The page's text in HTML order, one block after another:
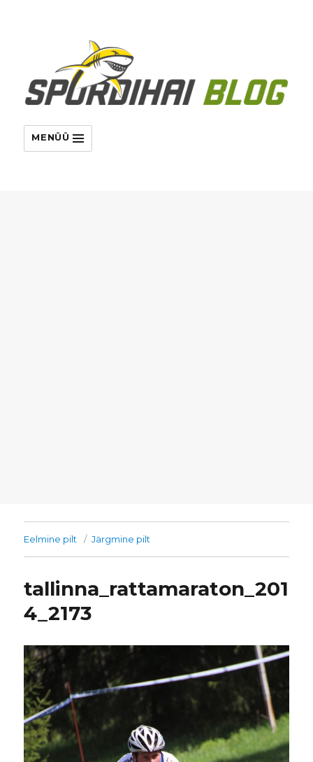
MENÜÜ
Eelmine pilt Järgmine pilt
tallinna_rattamaraton_201
4_2173